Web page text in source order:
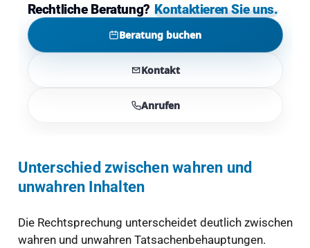
Rechtliche Beratung? Kontaktieren Sie uns.
Beratung buchen
Kontakt
Anrufen
Unterschied zwischen wahren und
unwahren Inhalten
Die Rechtsprechung unterscheidet deutlich zwischen
wahren und unwahren Tatsachenbehauptungen.